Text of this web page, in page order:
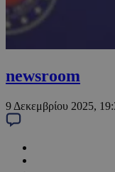
newsroom
9 Δεκεμβρίου 2025,